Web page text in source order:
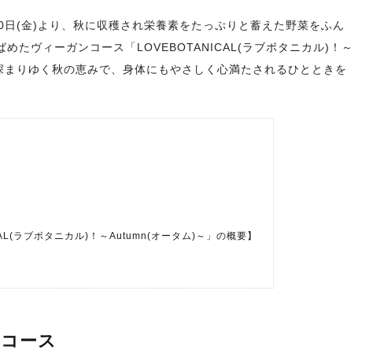
(金)より、秋に収穫され栄養素をたっぷりと蓄えた野菜をふん
たヴィーガンコース「LOVEBOTANICAL(ラブボタニカル)！～
りゆく秋の恵みで、身体にもやさしく心満たされるひとときを
ラブボタニカル)！～Autumn(オータム)～」の概要】
ース